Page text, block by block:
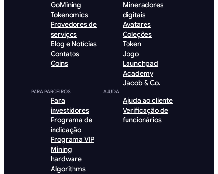
GoMining
Tokenomics
Provedores de
serviços
Blog e Notícias
Contatos
Coins
Mineradores
digitais
Avatares
Coleções
Token
Jogo
Launchpad
Academy
Jacob & Co.
PARA PARCEIROS
Para
investidores
Programa de
indicação
Programa VIP
Mining
hardware
Algorithms
AJUDA
Ajuda ao cliente
Verificação de
funcionários